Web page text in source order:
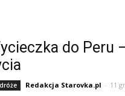
do Peru
Redakcja Starovka.pl - 11